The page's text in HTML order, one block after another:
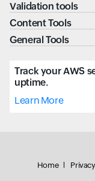
Validation tools
Content Tools
General Tools
Track your AWS
uptime.
Learn More
Home